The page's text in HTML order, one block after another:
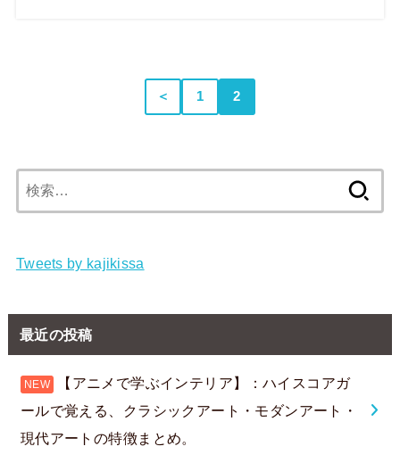
＜ 1 2
索:
Tweets by kajikissa
最近の投稿
【アニメで学ぶインテリア】：ハイスコアガ
ールで覚える、クラシックアート・モダンアート・
現代アートの特徴まとめ。